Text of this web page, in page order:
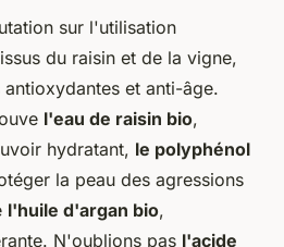
sur l'utilisation
du raisin et de la vigne,
et anti-âge.
l'eau de raisin bio,
hydratant, le polyphénol
la peau des agressions
l'huile d'argan bio,
N'oublions pas l'acide